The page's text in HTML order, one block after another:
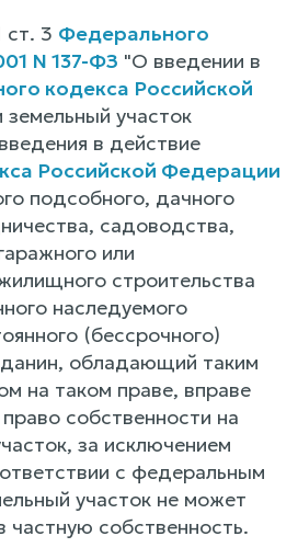
ст. 3 Федерального
N 137-ФЗ "О введении в
кодекса Российской
земельный участок
в действие
Российской Федерации
подсобного, дачного
садоводства,
или
строительства
наследуемого
(бессрочного)
обладающий таким
на таком праве, вправе
собственности на
за исключением
с федеральным
участок не может
частную собственность.